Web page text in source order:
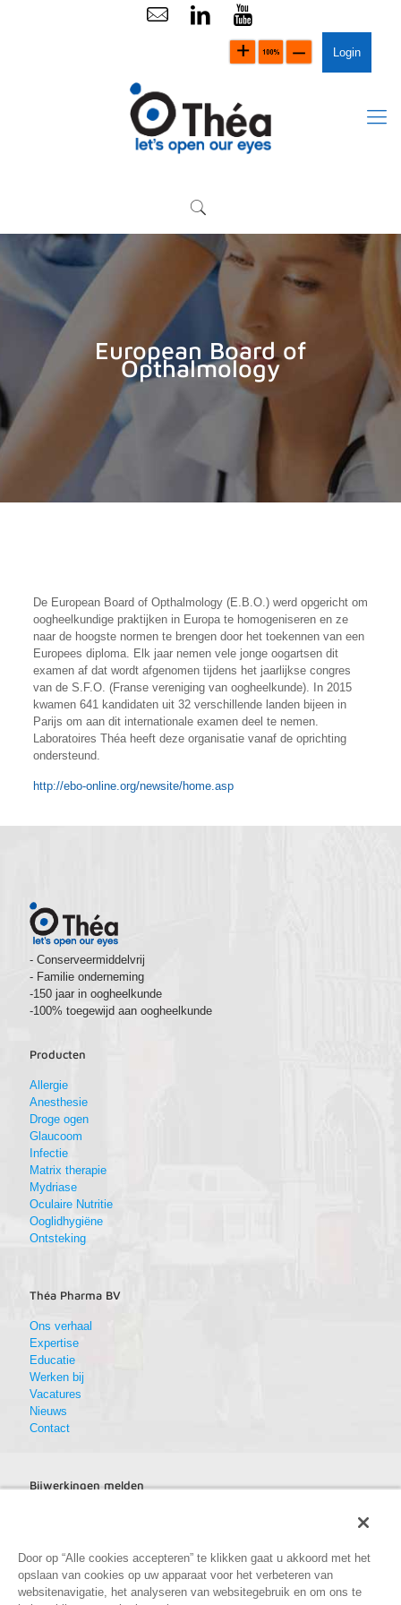
Login
European Board of
Opthalmology
De European Board of Opthalmology (E.B.O.) werd opgericht om
oogheelkundige praktijken in Europa te homogeniseren en ze
naar de hoogste normen te brengen door het toekennen van een
Europees diploma. Elk jaar nemen vele jonge oogartsen dit
examen af ​​dat wordt afgenomen tijdens het jaarlijkse congres
van de S.F.O. (Franse vereniging van oogheelkunde). In 2015
kwamen 641 kandidaten uit 32 verschillende landen bijeen in
Parijs om aan dit internationale examen deel te nemen.
Laboratoires Théa heeft deze organisatie vanaf de oprichting
ondersteund.
http://ebo-online.org/newsite/home.asp
- Conserveermiddelvrij
- Familie onderneming
-150 jaar in oogheelkunde
-100% toegewijd aan oogheelkunde
Producten
Allergie
Anesthesie
Droge ogen
Glaucoom
Infectie
Matrix therapie
Mydriase
Oculaire Nutritie
Ooglidhygiëne
Ontsteking
Théa Pharma BV
Ons verhaal
Expertise
Educatie
Werken bij
Vacatures
Nieuws
Contact
Bijwerkingen melden
Door op “Alle cookies accepteren” te klikken gaat u akkoord met het
opslaan van cookies op uw apparaat voor het verbeteren van
websitenavigatie, het analyseren van websitegebruik en om ons te